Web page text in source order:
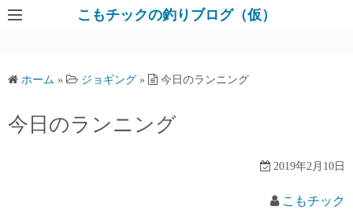
コ
ス
こもチックの釣りブログ（仮）
ホーム » ジョギング » 今日のランニング
今日のランニング
2019年2月10日
こもチック